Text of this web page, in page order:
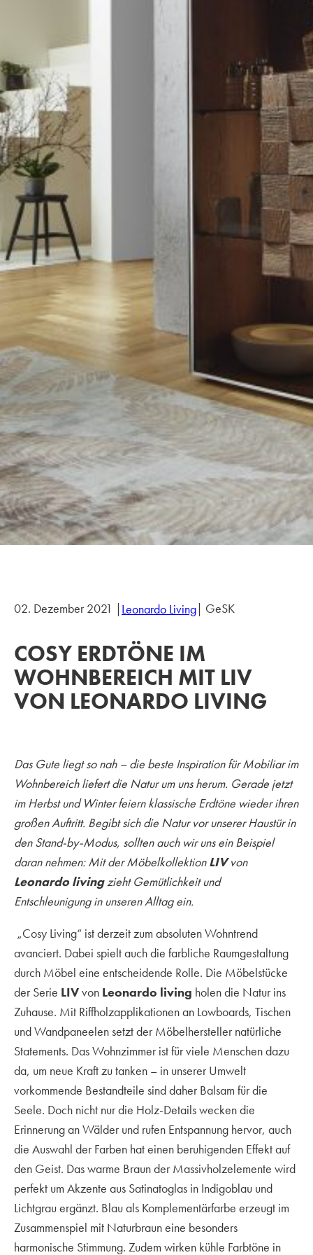
02. Dezember 2021 |Leonardo Living| GeSK
COSY ERDTÖNE IM
WOHNBEREICH MIT LIV
VON LEONARDO LIVING
Das Gute liegt so nah – die beste Inspiration für Mobiliar im
Wohnbereich liefert die Natur um uns herum. Gerade jetzt
im Herbst und Winter feiern klassische Erdtöne wieder ihren
großen Auftritt. Begibt sich die Natur vor unserer Haustür in
den Stand-by-Modus, sollten auch wir uns ein Beispiel
daran nehmen: Mit der MöbelkollektionLIVvon
Leonardo livingzieht Gemütlichkeit und
Entschleunigung in unseren Alltag ein.
„Cosy Living“ ist derzeit zum absoluten Wohntrend
avanciert. Dabei spielt auch die farbliche Raumgestaltung
durch Möbel eine entscheidende Rolle. Die Möbelstücke
der Serie LIVvon Leonardo living holen die Natur ins
Zuhause. Mit Riffholzapplikationen an Lowboards, Tischen
und Wandpaneelen setzt der Möbelhersteller natürliche
Statements. Das Wohnzimmer ist für viele Menschen dazu
da, um neue Kraft zu tanken – in unserer Umwelt
vorkommende Bestandteile sind daher Balsam für die
Seele. Doch nicht nur die Holz-Details wecken die
Erinnerung an Wälder und rufen Entspannung hervor, auch
die Auswahl der Farben hat einen beruhigenden Effekt auf
den Geist. Das warme Braun der Massivholzelemente wird
perfekt um Akzente aus Satinatoglas in Indigoblau und
Lichtgrau ergänzt. Blau als Komplementärfarbe erzeugt im
Zusammenspiel mit Naturbraun eine besonders
harmonische Stimmung. Zudem wirken kühle Farbtöne in